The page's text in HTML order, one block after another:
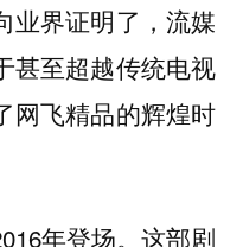
业界证明了，流媒
甚至超越传统电视
网飞精品的辉煌时
年登场。这部剧